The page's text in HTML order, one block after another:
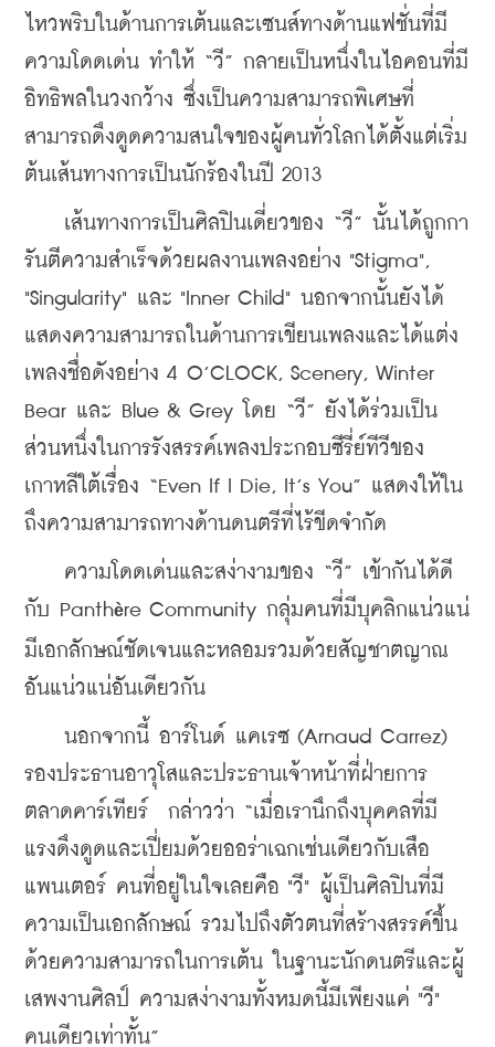
ไหวพริบในด้านการเต้นและเซนส์ทางด้านแฟชั่นที่มี
ความโดดเด่น ทำให้ “วี” กลายเป็นหนึ่งในไอคอนที่มี
อิทธิพลในวงกว้าง ซึ่งเป็นความสามารถพิเศษที่
สามารถดึงดูดความสนใจของผู้คนทั่วโลกได้ตั้งแต่เริ่ม
ต้นเส้นทางการเป็นนักร้องในปี 2013
เส้นทางการเป็นศิลปินเดี่ยวของ “วี” นั้นได้ถูกกา
รันตีความสำเร็จด้วยผลงานเพลงอย่าง "Stigma",
"Singularity" และ "Inner Child" นอกจากนั้นยังได้
แสดงความสามารถในด้านการเขียนเพลงและได้แต่ง
เพลงชื่อดังอย่าง 4 O’CLOCK, Scenery, Winter
Bear และ Blue & Grey โดย “วี” ยังได้ร่วมเป็น
ส่วนหนึ่งในการรังสรรค์เพลงประกอบซีรี่ย์ทีวีของ
เกาหลีใต้เรื่อง “Even If I Die, It’s You” แสดงให้ใน
ถึงความสามารถทางด้านดนตรีที่ไร้ขีดจำกัด
ความโดดเด่นและสง่างามของ “วี” เข้ากันได้ดี
กับ Panthère Community กลุ่มคนที่มีบุคลิกแน่วแน่
มีเอกลักษณ์ชัดเจนและหลอมรวมด้วยสัญชาตญาณ
อันแน่วแน่อันเดียวกัน
นอกจากนี้ อาร์โนด์ แคเรซ (Arnaud Carrez)
รองประธานอาวุโสและประธานเจ้าหน้าที่ฝ่ายการ
ตลาดคาร์เทียร์  กล่าวว่า “เมื่อเรานึกถึงบุคคลที่มี
แรงดึงดูดและเปี่ยมด้วยออร่าเฉกเช่นเดียวกับเสือ
แพนเตอร์ คนที่อยู่ในใจเลยคือ "วี" ผู้เป็นศิลปินที่มี
ความเป็นเอกลักษณ์ รวมไปถึงตัวตนที่สร้างสรรค์ขึ้น
ด้วยความสามารถในการเต้น ในฐานะนักดนตรีและผู้
เสพงานศิลป์ ความสง่างามทั้งหมดนี้มีเพียงแค่ "วี"
คนเดียวเท่าทั้น”